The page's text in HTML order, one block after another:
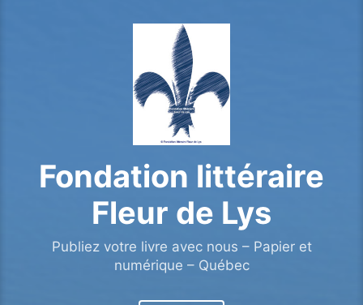
Fondation littéraire
Fleur de Lys
Publiez votre livre avec nous – Papier et
numérique – Québec